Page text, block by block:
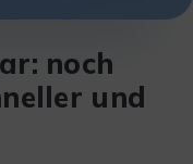
noch
und